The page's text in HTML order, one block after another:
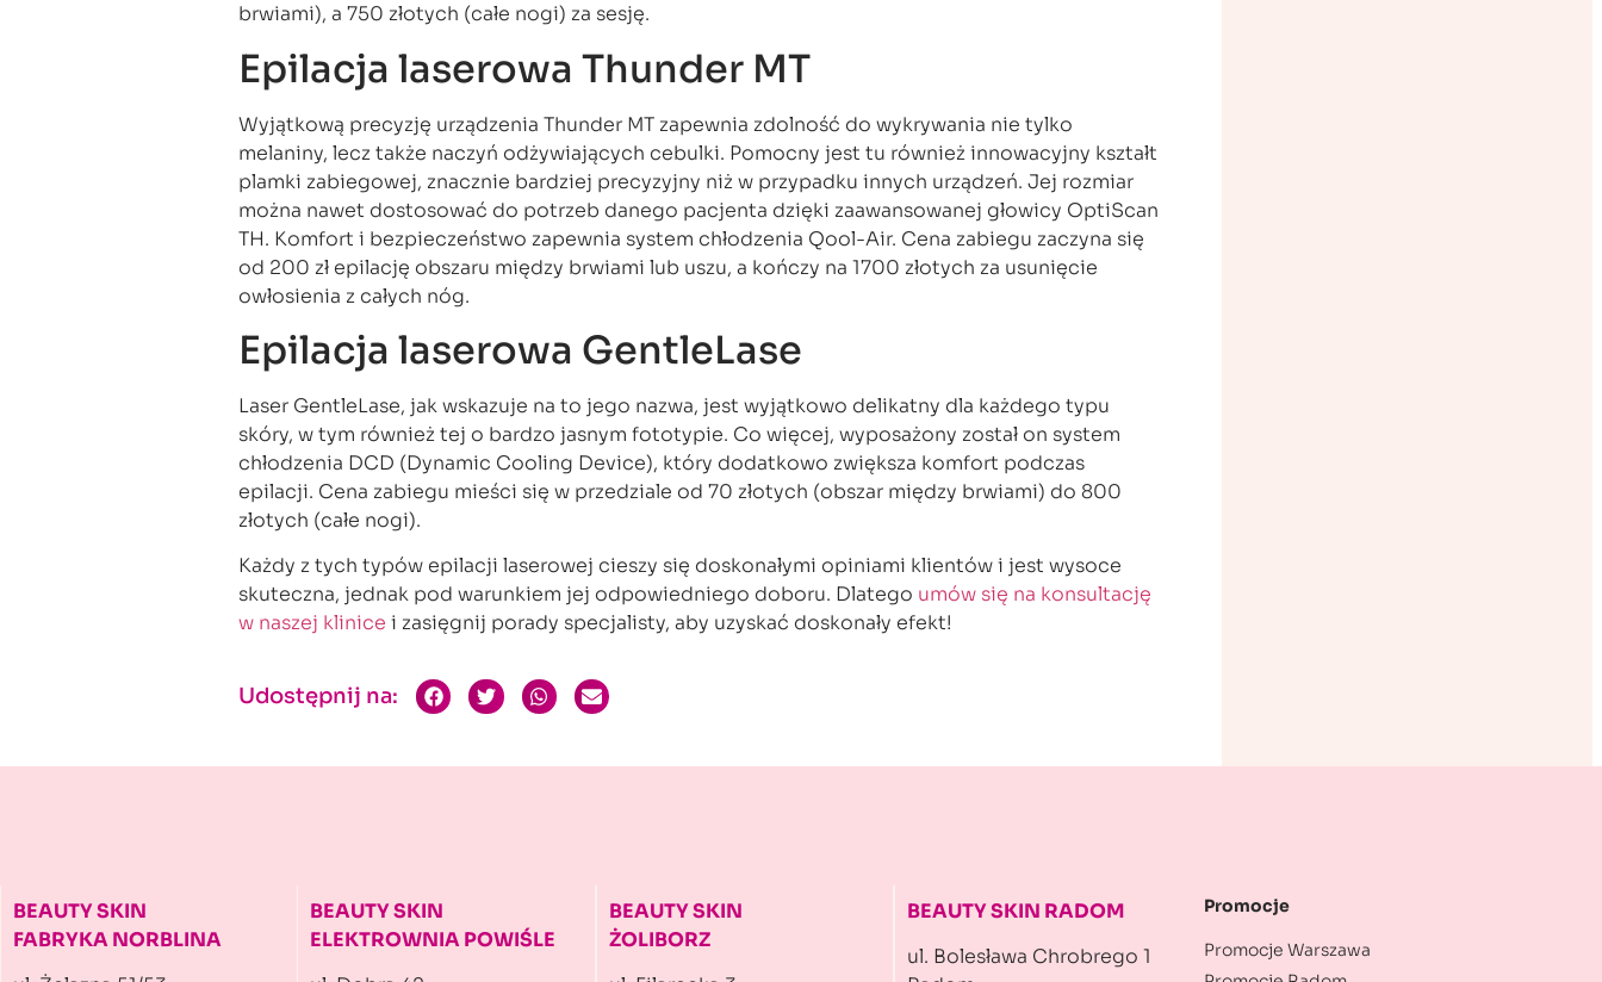
brwiami), a 750 złotych (całe nogi) za sesję.
Epilacja laserowa Thunder MT
Wyjątkową precyzję urządzenia Thunder MT zapewnia zdolność do wykrywania nie tylko
melaniny, lecz także naczyń odżywiających cebulki. Pomocny jest tu również innowacyjny kształt
plamki zabiegowej, znacznie bardziej precyzyjny niż w przypadku innych urządzeń. Jej rozmiar
można nawet dostosować do potrzeb danego pacjenta dzięki zaawansowanej głowicy OptiScan
TH. Komfort i bezpieczeństwo zapewnia system chłodzenia Qool-Air. Cena zabiegu zaczyna się
od 200 zł epilację obszaru między brwiami lub uszu, a kończy na 1700 złotych za usunięcie
owłosienia z całych nóg.
Epilacja laserowa GentleLase
Laser GentleLase, jak wskazuje na to jego nazwa, jest wyjątkowo delikatny dla każdego typu
skóry, w tym również tej o bardzo jasnym fototypie. Co więcej, wyposażony został on system
chłodzenia DCD (Dynamic Cooling Device), który dodatkowo zwiększa komfort podczas
epilacji. Cena zabiegu mieści się w przedziale od 70 złotych (obszar między brwiami) do 800
złotych (całe nogi).
Każdy z tych typów epilacji laserowej cieszy się doskonałymi opiniami klientów i jest wysoce
skuteczna, jednak pod warunkiem jej odpowiedniego doboru. Dlatego umów się na konsultację
w naszej klinice i zasięgnij porady specjalisty, aby uzyskać doskonały efekt!
Udostępnij na:
BEAUTY SKIN
FABRYKA NORBLINA
BEAUTY SKIN
ELEKTROWNIA POWIŚLE
BEAUTY SKIN
ŻOLIBORZ
BEAUTY SKIN RADOM
ul. Bolesława Chrobrego 1
Promocje
Promocje Warszawa